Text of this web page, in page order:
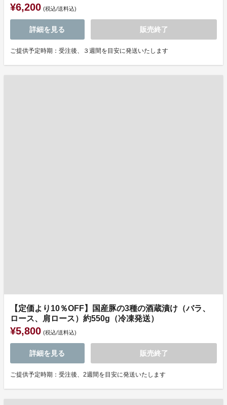
¥6,200 (税込/送料込)
詳細を見る 販売終了
ご提供予定時期：受注後、３週間を目安に発送いたします
【定価より10％OFF】国産豚の3種の酒蔵漬け（バラ、
ロース、肩ロース）約550g（冷凍発送）
¥5,800 (税込/送料込)
詳細を見る 販売終了
ご提供予定時期：受注後、2週間を目安に発送いたします